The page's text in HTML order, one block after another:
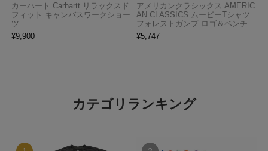
カーハート Carhartt リラックスド
フィット キャンバスワークショー
ツ
¥9,900
アメリカンクラシックス AMERIC
AN CLASSICS ムービーTシャツ
フォレストガンプ ロゴ＆ベンチ
¥5,747
カテゴリランキング